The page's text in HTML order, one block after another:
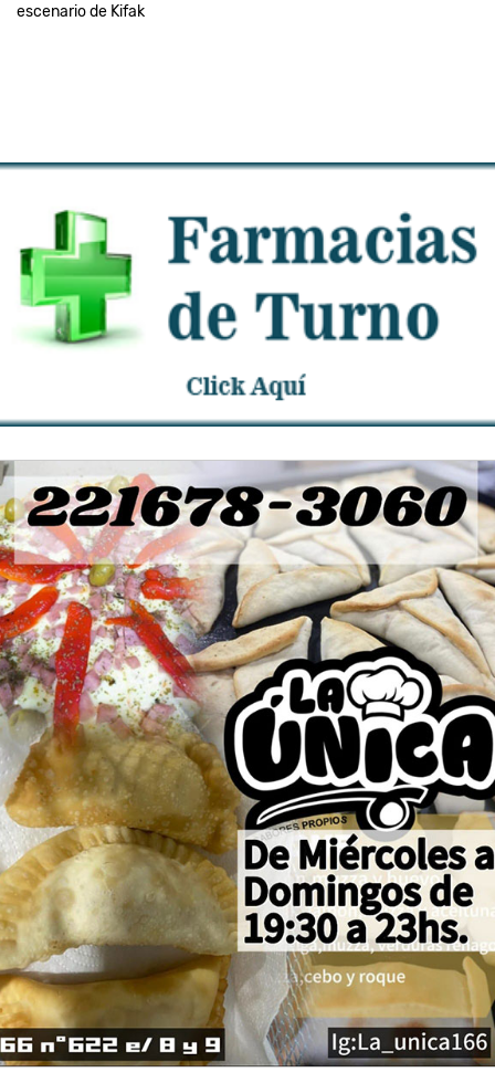
escenario de Kifak